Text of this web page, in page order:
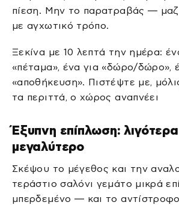
πίεση. Μην το παρατραβάς —
με αγχωτικό τρόπο.
Ξεκίνα με 10 λεπτά την ημέρα:
«πέταμα», ένα για «δώρο/δώρο»,
«αποθήκευση». Πιστέψτε με,
τα περιττά, ο χώρος αναπνέει
Έξυπνη επίπλωση: λιγότερα
μεγαλύτερο
Σκέψου το μέγεθος και την
τεράστιο σαλόνι γεμάτο μικρά
μπερδεμένο — και το